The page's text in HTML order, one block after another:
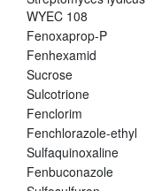
WYEC 108
Fenoxaprop-P
Fenhexamid
Sucrose
Sulcotrione
Fenclorim
Fenchlorazole-ethyl
Sulfaquinoxaline
Fenbuconazole